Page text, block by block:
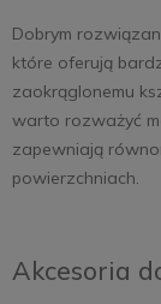
Dobrym
które oferują
zaokrąglonemu
warto rozważyć
zapewniają
powierzchniach.
Akcesoria